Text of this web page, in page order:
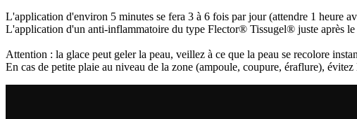
L'application d'environ 5 minutes se fera 3 à 6 fois par jour (attendre 1 heure
L'application d'un anti-inflammatoire du type Flector® Tissugel® juste après le
Attention : la glace peut geler la peau, veillez à ce que la peau se recolore
En cas de petite plaie au niveau de la zone (ampoule, coupure, éraflure), évitez